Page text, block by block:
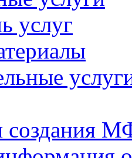
услуг
создания